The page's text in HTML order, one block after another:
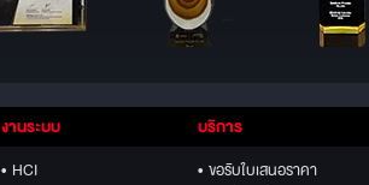
งานระบบ
• HCI
บริการ
• ขอรับใบเสนอราคา